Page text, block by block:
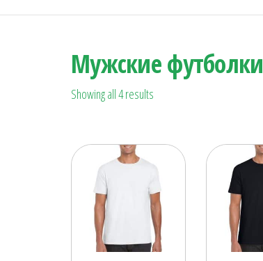
Мужские футболки
Showing all 4 results